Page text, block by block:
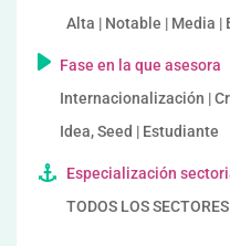
Alta | Notable | Media |
Fase en la que asesora
Internacionalización |
Idea, Seed | Estudiante
Especialización
TODOS LOS SECTORES